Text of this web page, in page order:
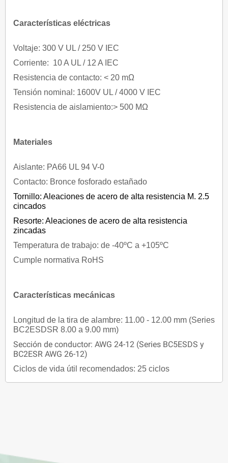
Características eléctricas
Voltaje: 300 V UL / 250 V IEC
Corriente: 10 A UL / 12 A IEC
Resistencia de contacto: < 20 mΩ
Tensión nominal: 1600V UL / 4000 V IEC
Resistencia de aislamiento:> 500 MΩ
Materiales
Aislante: PA66 UL 94 V-0
Contacto: Bronce fosforado estañado
Tornillo: Aleaciones de acero de alta resistencia M. 2.5
cincados
Resorte: Aleaciones de acero de alta resistencia
zincadas
Temperatura de trabajo: de -40ºC a +105ºC
Cumple normativa RoHS
Características mecánicas
Longitud de la tira de alambre: 11.00 - 12.00 mm (Series
BC2ESDSR 8.00 a 9.00 mm)
Sección de conductor: AWG 24-12 (Series BC5ESDS y
BC2ESR AWG 26-12)
Ciclos de vida útil recomendados: 25 ciclos